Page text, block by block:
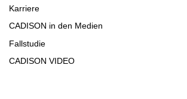
Karriere
CADISON in den Medien
Fallstudie
CADISON VIDEO